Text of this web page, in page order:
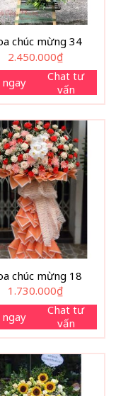
chúc mừng 34
2.450.000₫
Chat tư
vấn
chúc mừng 18
1.730.000₫
Chat tư
vấn